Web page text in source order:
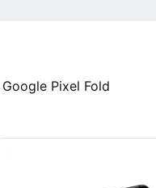
Google Pixel Fold